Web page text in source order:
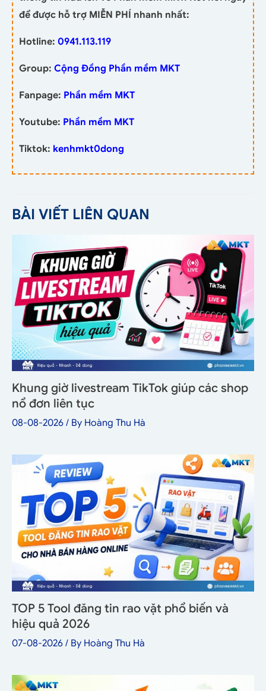
để được hỗ trợ MIỄN PHÍ nhanh nhất:
Hotline: 0941.113.119
Group: Cộng Đồng Phần mềm MKT
Fanpage: Phần mềm MKT
Youtube: Phần mềm MKT
Tiktok: kenhmkt0dong
BÀI VIẾT LIÊN QUAN
Khung giờ livestream TikTok giúp các shop
nổ đơn liên tục
08-08-2026 / By Hoàng Thu Hà
TOP 5 Tool đăng tin rao vặt phổ biến và
hiệu quả 2026
07-08-2026 / By Hoàng Thu Hà